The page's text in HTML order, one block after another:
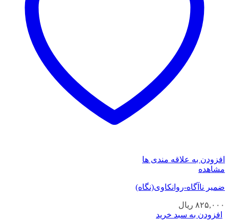
افزودن به علاقه مندی ها
مشاهده
ضمیر ناآگاه-روانکاوی(نگاه)
۸۲۵,۰۰۰ ریال
افزودن به سبد خرید